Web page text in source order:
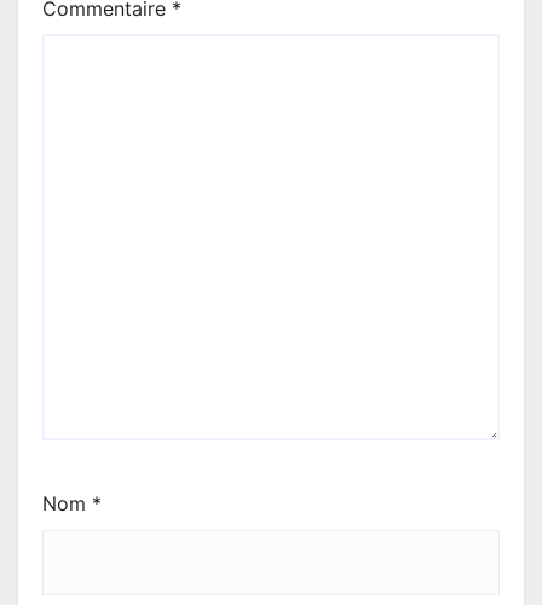
Commentaire *
Nom *